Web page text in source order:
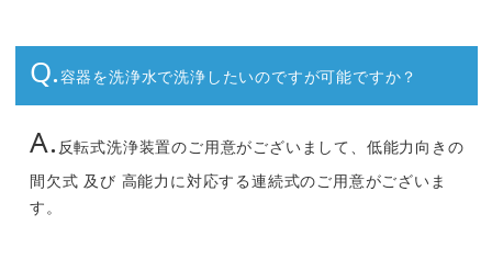
Q.容器を洗浄水で洗浄したいのですが可能ですか？
A. 反転式洗浄装置のご用意がございまして、低能力向きの
間欠式 及び 高能力に対応する連続式のご用意がございま
す。